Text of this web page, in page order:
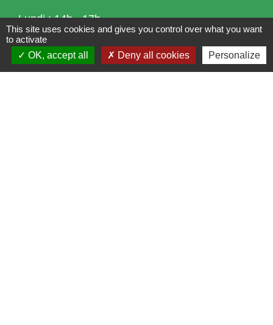
Lundi : 14h - 17h
Mardi : 8h30 - 13h / 14h - 17h
Mercredi : 8h30 - 13h
Jeudi : 8h30 - 13h
This site uses cookies and gives you control over what you want
to activate
OK, accept all
Deny all cookies Personalize